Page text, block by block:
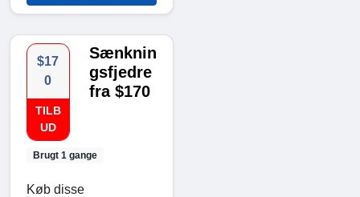
$17
0
TILB
UD
Brugt 1 gange
Sænknin
gsfjedre
fra $170
Køb disse